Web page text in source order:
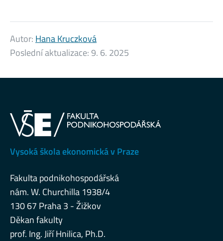
Autor: Hana Kruczková
Poslední aktualizace:9. 6. 2025
Vysoká škola ekonomická v Praze
Fakulta podnikohospodářská
nám. W. Churchilla 1938/4
130 67 Praha 3 - Žižkov
Děkan fakulty
prof. Ing. Jiří Hnilica, Ph.D.